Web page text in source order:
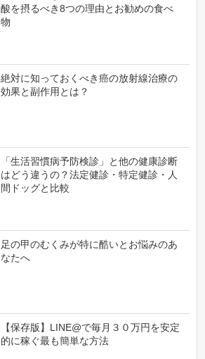
酸を摂るべき8つの理由とお勧めの食べ
物
絶対に知っておくべき癌の放射線治療の
効果と副作用とは？
「生活習慣病予防検診」と他の健康診断
はどう違うの？法定健診・特定健診・人
間ドッグと比較
足の甲のむくみが特に酷いとお悩みのあ
なたへ
【保存版】LINE@で毎月３０万円を安定
的に稼ぐ最も簡単な方法